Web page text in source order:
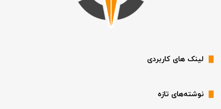
لینک های کاربردی
نوشته‌های تازه